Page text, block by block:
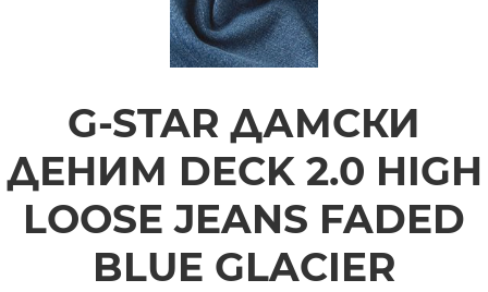
G-STAR ДАМСКИ
ДЕНИМ DECK 2.0 HIGH
LOOSE JEANS FADED
BLUE GLACIER